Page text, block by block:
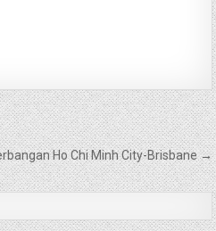
Ho Chi Minh City-Brisbane →